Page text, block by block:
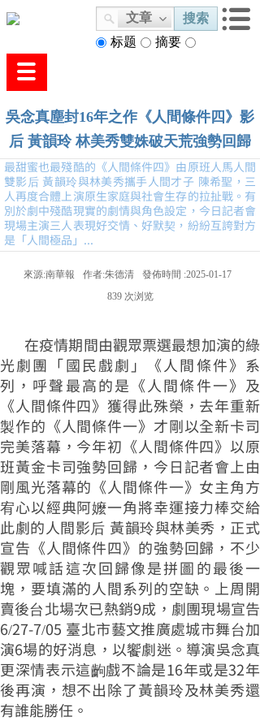
文章
搜索
标题
摘要
吳念真塵封16年之作《人間條件四》影
后 黃韻玲 林美秀雙姝破天荒強勢回歸
最甜蜜也最殘酷的《人間條件四》由原班人馬人間
雙影后 黃韻玲與林美秀攜手人間才子 陳希聖，三
人再度合體上演原生家庭與社會生存的拉扯戰。有
別於劇中殘酷現實的劇情與角色設定，今日記者會
現場主演三人表現好交情、好默契，紛紛互誇對方
是「人間極品」...
來源:南華報 作者:朱德清 發佈時間 :2025-01-17
839 次浏览
在疫情期間由觀眾票選最想加演的綠
光劇團「國民戲劇」《人間條件》系
列，呼聲最高的是《人間條件一》及
《人間條件四》獲得此殊榮，去年重新
製作的《人間條件一》才剛以全新卡司
完美落幕，今年初《人間條件四》以原
班黃金卡司強勢回歸，今日記者會上由
剛風光落幕的《人間條件一》女主角方
宥心以經典阿嬤一角將幸運接力棒交給
此劇的人間影后 黃韻玲與林美秀，正式
宣告《人間條件四》的強勢回歸，不少
觀眾喊話這次回歸像是拼圖的最後一
塊，要填滿的人間系列的空缺。上周開
賣後台北場次已熱銷9成，劇團現場宣告
6/27-7/05 臺北市藝文推廣處城市舞台加
演6場的好消息，以饗劇迷。導演吳念真
更深情表示這齣戲不論是16年或是32年
後再演，想不出除了黃韻玲及林美秀還
有誰能勝任。